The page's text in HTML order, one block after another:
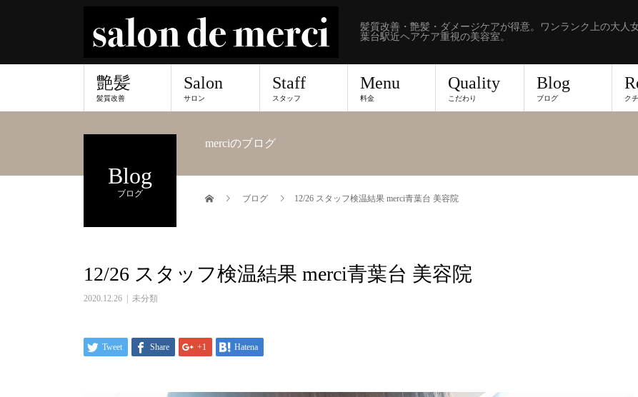
髪質改善・艶髪・ダメージケアが得意。ワンランク上の大人
葉台駅近ヘアケア重視の美容室。
艶髪
髪質改善
Salon
サロン
Staff
スタッフ
Menu
料金
Quality
こだわり
Blog
ブログ ク
Blog
ブログ
merciのブログ
ブログ 12/26 スタッフ検温結果 merci青葉台 美容院
12/26 スタッフ検温結果 merci青葉台 美容院
2020.12.26 未分類
Tweet Share +1 Hatena